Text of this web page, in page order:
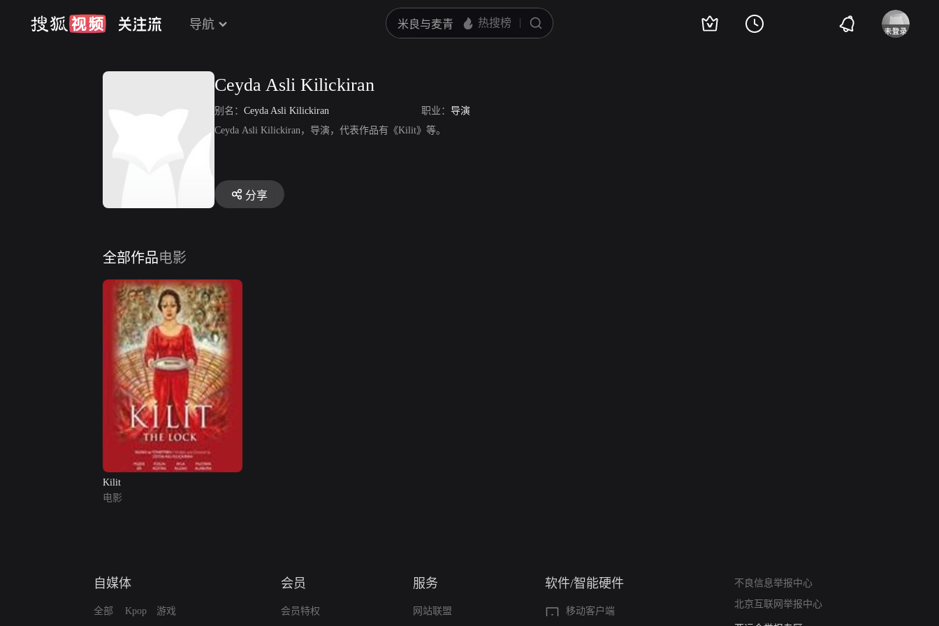
导航
Ceyda Asli Kilickiran
别名： Ceyda Asli Kilickiran 职业： 导演
Ceyda Asli Kilickiran，导演，代表作品有《Kilit》等。
分享
全部作品电影
Kilit
电影
自媒体
全部 Kpop 游戏
会员
会员特权
服务
网站联盟
软件/智能硬件
移动客户端
不良信息举报中心
北京互联网举报中心
算法推荐专项举报